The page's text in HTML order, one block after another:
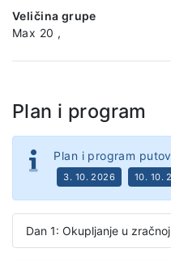
Veličina grupe
Max 20 ,
Plan i program
Plan i program
3. 10. 2026 10. 10.
Dan 1: Okupljanje u